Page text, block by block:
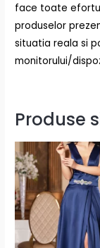
face toate
produselor
situatia reala si
monitorului/
Produse